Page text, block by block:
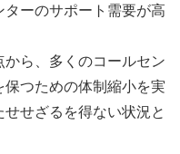
ーのサポート需要が高
ら、多くのコールセン
つための体制縮小を実
せざるを得ない状況と